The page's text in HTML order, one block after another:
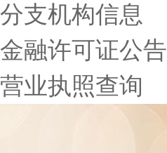
分支机构信息
金融许可证公告
营业执照查询